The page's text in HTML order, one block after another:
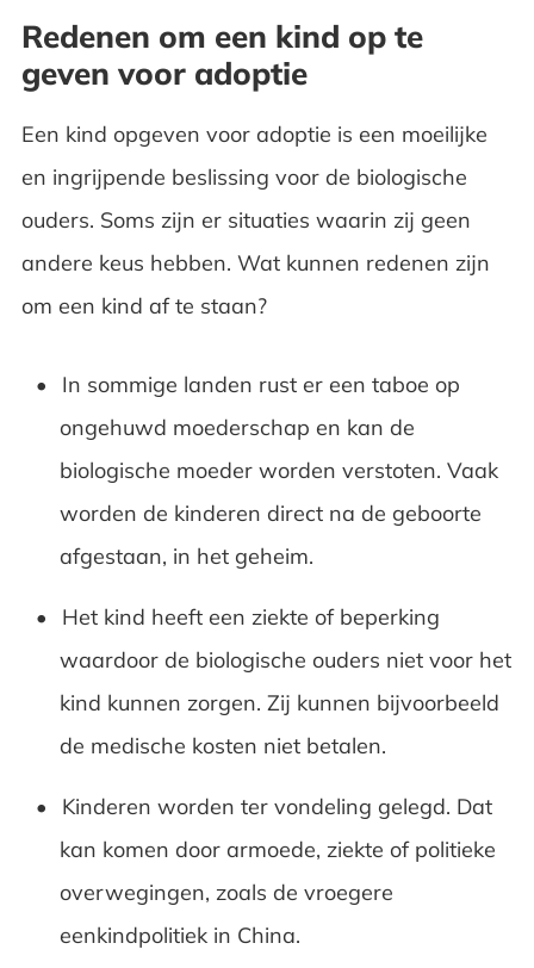
Redenen om een kind op te
geven voor adoptie
Een kind opgeven voor adoptie is een moeilijke
en ingrijpende beslissing voor de biologische
ouders. Soms zijn er situaties waarin zij geen
andere keus hebben. Wat kunnen redenen zijn
om een kind af te staan?
In sommige landen rust er een taboe op
ongehuwd moederschap en kan de
biologische moeder worden verstoten. Vaak
worden de kinderen direct na de geboorte
afgestaan, in het geheim.
Het kind heeft een ziekte of beperking
waardoor de biologische ouders niet voor het
kind kunnen zorgen. Zij kunnen bijvoorbeeld
de medische kosten niet betalen.
Kinderen worden ter vondeling gelegd. Dat
kan komen door armoede, ziekte of politieke
overwegingen, zoals de vroegere
eenkindpolitiek in China.